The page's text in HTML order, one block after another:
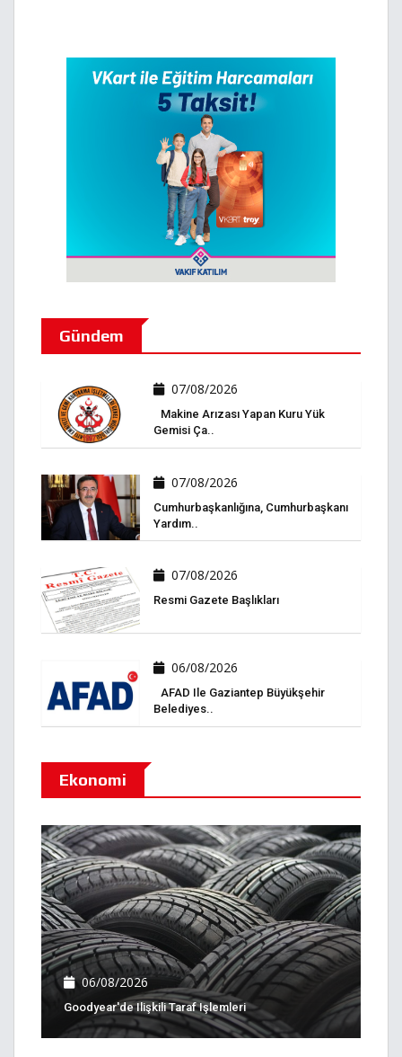
Gündem
07/08/2026
Makine Arızası Yapan Kuru Yük
Gemisi Ça..
07/08/2026
Cumhurbaşkanlığına, Cumhurbaşkanı
Yardım..
07/08/2026
Resmi Gazete Başlıkları
06/08/2026
AFAD Ile Gaziantep Büyükşehir
Belediyes..
Ekonomi
06/08/2026
Goodyear'de Ilişkili Taraf Işlemleri